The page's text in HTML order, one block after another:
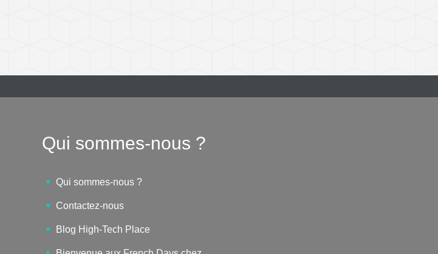
Qui sommes-nous ?
Qui sommes-nous ?
Contactez-nous
Blog High-Tech Place